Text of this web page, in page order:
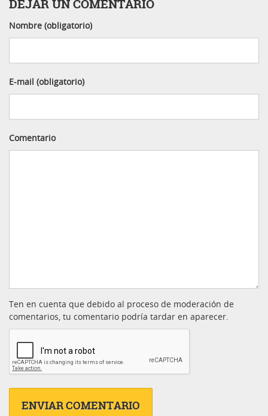
DEJAR UN COMENTARIO
Nombre (obligatorio)
E-mail (obligatorio)
Comentario
Ten en cuenta que debido al proceso de moderación de
comentarios, tu comentario podría tardar en aparecer.